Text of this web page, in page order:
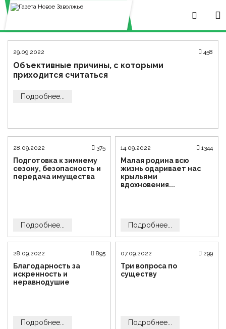
29.09.2022 458
Объективные причины, с которыми
приходится считаться
Подробнее...
28.09.2022 375
Подготовка к зимнему
сезону, безопасность и
передача имущества
Подробнее...
14.09.2022 1344
Малая родина всю
жизнь одаривает нас
крыльями
вдохновения...
Подробнее...
28.09.2022 895
Благодарность за
искренность и
неравнодушие
Подробнее...
07.09.2022 299
Три вопроса по
существу
Подробнее...